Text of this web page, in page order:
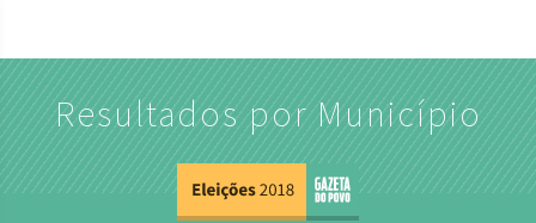
Resultados por Município